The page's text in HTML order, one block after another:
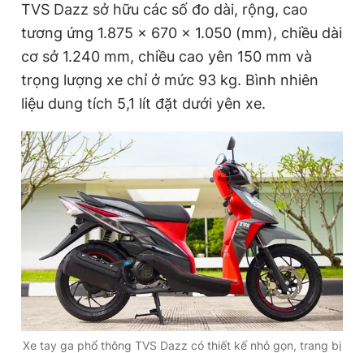
TVS Dazz sở hữu các số đo dài, rộng, cao
tương ứng 1.875 x 670 x 1.050 (mm), chiều dài
cơ sở 1.240 mm, chiều cao yên 150 mm và
trọng lượng xe chỉ ở mức 93 kg. Bình nhiên
liệu dung tích 5,1 lít đặt dưới yên xe.
Xe tay ga phổ thông TVS Dazz có thiết kế nhỏ gọn, trang bị